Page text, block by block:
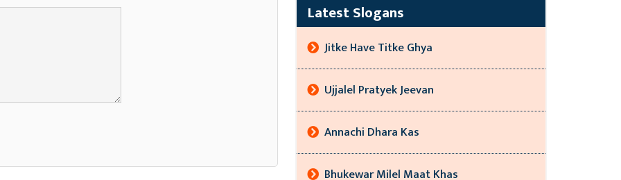
Latest Slogans
Jitke Have Titke Ghya
Ujjalel Pratyek Jeevan
Annachi Dhara Kas
Bhukewar Milel Maat Khas